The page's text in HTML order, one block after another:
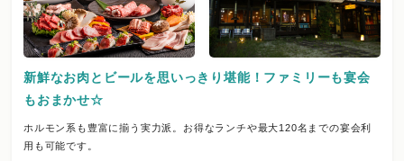
新鮮なお肉とビールを思いっきり堪能！ファミリーも宴会
もおまかせ☆
ホルモン系も豊富に揃う実力派。お得なランチや最大120名までの宴会利
用も可能です。